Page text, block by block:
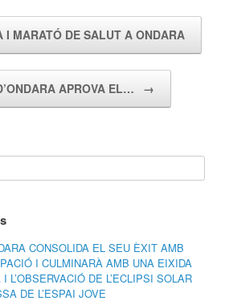
I MARATÓ DE SALUT A ONDARA
APROVA EL… →
CONSOLIDA EL SEU ÈXIT AMB
I CULMINARÀ AMB UNA EIXIDA
L’OBSERVACIÓ DE L’ECLIPSI SOLAR
DE L’ESPAI JOVE